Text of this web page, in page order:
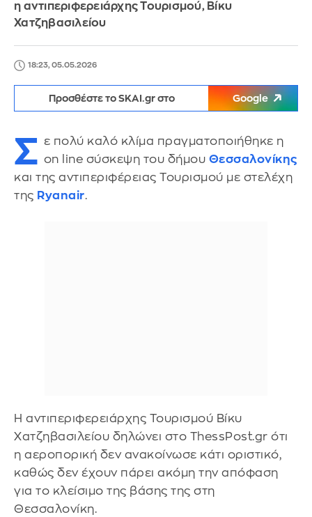
η αντιπεριφερειάρχης Τουρισμού, Βίκυ
Χατζηβασιλείου
18:23, 05.05.2026
Προσθέστε το SKAI.gr στο Google
Σ ε πολύ καλό κλίμα πραγματοποιήθηκε η
on line σύσκεψη του δήμου Θεσσαλονίκης
και της αντιπεριφέρειας Τουρισμού με στελέχη
της Ryanair.
Η αντιπεριφερειάρχης Τουρισμού Βίκυ
Χατζηβασιλείου δηλώνει στο ThessPost.gr ότι
η αεροπορική δεν ανακοίνωσε κάτι οριστικό,
καθώς δεν έχουν πάρει ακόμη την απόφαση
για το κλείσιμο της βάσης της στη
Θεσσαλονίκη.